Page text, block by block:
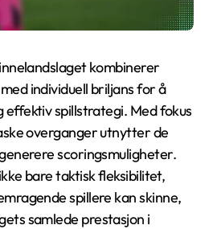
kombinerer
individuell briljans for å
effektiv spillstrategi. Med fokus
overganger utnytter de
scoringsmuligheter.
bare taktisk fleksibilitet,
spillere kan skinne,
samlede prestasjon i